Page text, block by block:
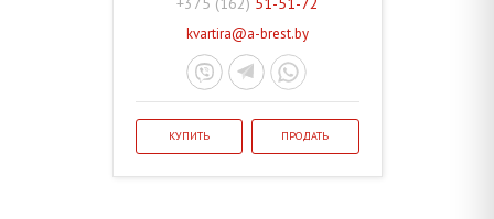
kvartira@a-brest.by
КУПИТЬ ПРОДАТЬ